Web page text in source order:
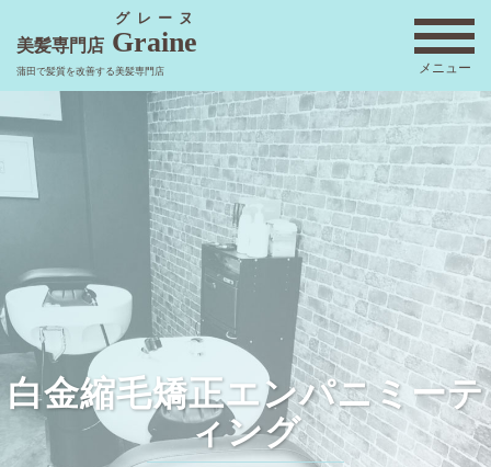
テ
ツ
ス
美髪専門店 Graine
グレーヌ
蒲田で髪質を改善する美髪専門店 メニュー
白金縮毛矯正エンパニミーテ
ィング